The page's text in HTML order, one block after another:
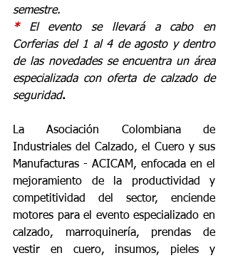
semestre.
* El evento se llevará a cabo en
Corferias del 1 al 4 de agosto y dentro
de las novedades se encuentra un área
especializada con oferta de calzado de
seguridad.
La Asociación Colombiana de
Industriales del Calzado, el Cuero y sus
Manufacturas - ACICAM, enfocada en el
mejoramiento de la productividad y
competitividad del sector, enciende
motores para el evento especializado en
calzado, marroquinería, prendas de
vestir en cuero, insumos, pieles y